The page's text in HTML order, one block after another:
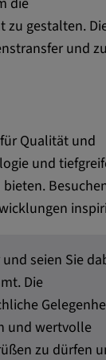
gestalten.
und
Qualität und
und
seien Sie
Die
und wertvolle
zu dürfen